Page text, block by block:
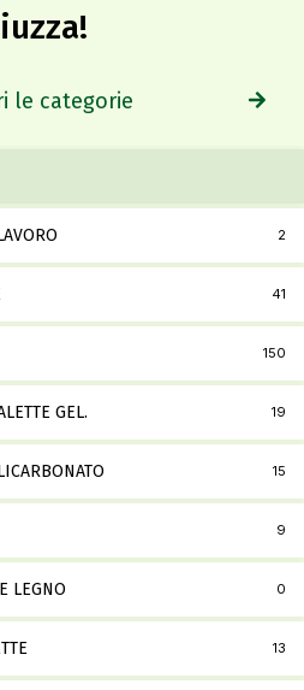
le categorie
2
41
150
GEL. 19
15
9
LEGNO 0
13